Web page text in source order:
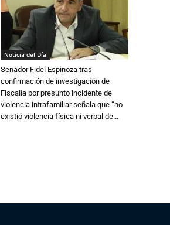
Noticia del Día
Senador Fidel Espinoza tras
confirmación de investigación de
Fiscalía por presunto incidente de
violencia intrafamiliar señala que “no
existió violencia física ni verbal de...